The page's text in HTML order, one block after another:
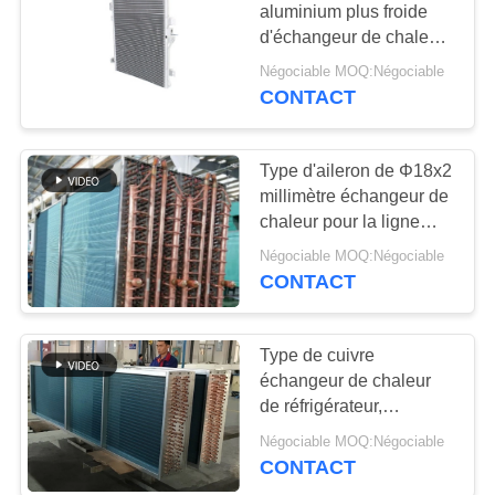
D'USINE
CONTRÔLE
DE
QUALITÉ
CONTACTEZ-
NOUS
NOUVELLES
CAS
aluminium plus froide
d'échangeur de chaleur
de microcanal de
congélateur de 20mm
Négociable MOQ:Négociable
CONTACT
Type d'aileron de Φ18x2
millimètre échangeur de
chaleur pour la ligne
industrielle transfert de
chaleur
Négociable MOQ:Négociable
CONTACT
Type de cuivre
échangeur de chaleur
de réfrigérateur,
échangeur de chaleur
d'aileron de climatiseur
Négociable MOQ:Négociable
CONTACT